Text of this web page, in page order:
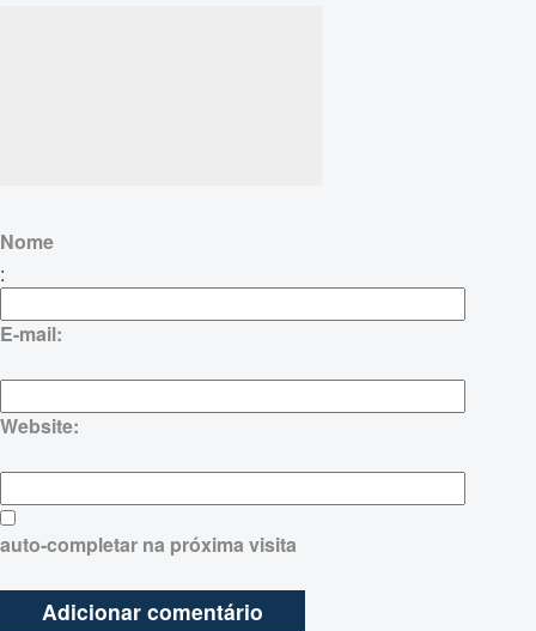
Nome
:
E-mail:
Website:
auto-completar na próxima visita